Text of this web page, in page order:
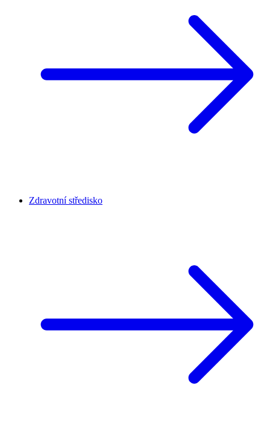
Zdravotní středisko